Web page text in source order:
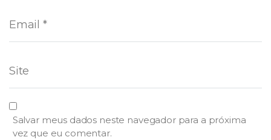
Salvar meus dados neste navegador para a próxima
vez que eu comentar.